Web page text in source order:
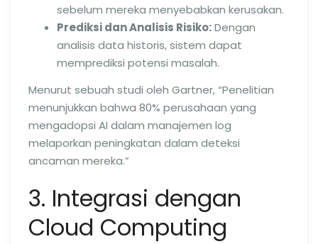
sebelum mereka menyebabkan kerusakan.
Prediksi dan Analisis Risiko:Dengan
analisis data historis, sistem dapat
memprediksi potensi masalah.
Menurut sebuah studi oleh Gartner, “Penelitian
menunjukkan bahwa 80% perusahaan yang
mengadopsi AI dalam manajemen log
melaporkan peningkatan dalam deteksi
ancaman mereka.”
3. Integrasi dengan
Cloud Computing